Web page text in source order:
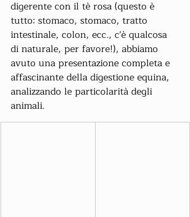
digerente con il tè rosa (questo è
tutto: stomaco, stomaco, tratto
intestinale, colon, ecc., c'è qualcosa
di naturale, per favore!), abbiamo
avuto una presentazione completa e
affascinante della digestione equina,
analizzando le particolarità degli
animali.